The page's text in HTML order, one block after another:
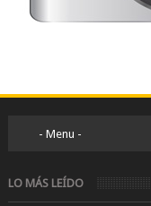
LO MÁS LEÍDO